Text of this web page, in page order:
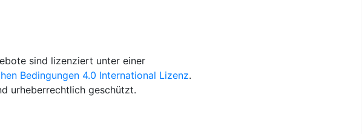
sind lizenziert unter einer
Bedingungen 4.0 International Lizenz.
urheberrechtlich geschützt.